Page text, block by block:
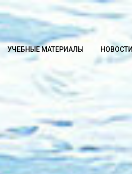
УЧЕБНЫЕ МАТЕРИАЛЫ НОВОСТИ